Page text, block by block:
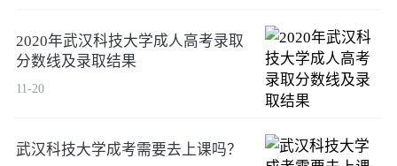
2020年武汉科技大学成人高考录取
分数线及录取结果
11-20
武汉科技大学成考需要去上课吗？